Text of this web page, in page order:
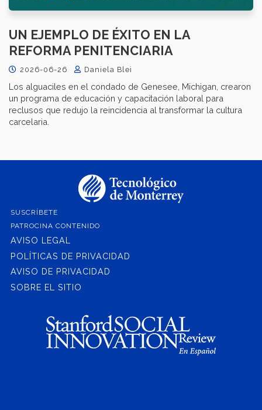
UN EJEMPLO DE ÉXITO EN LA
REFORMA PENITENCIARIA
2026-06-26 Daniela Blei
Los alguaciles en el condado de Genesee, Michigan, crearon
un programa de educación y capacitación laboral para
reclusos que redujo la reincidencia al transformar la cultura
carcelaria.
SUSCRÍBETE
PATROCINA CONTENIDO
AVISO LEGAL
POLÍTICAS DE PRIVACIDAD
AVISO DE PRIVACIDAD
SOBRE EL SITIO